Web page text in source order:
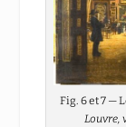
Fig. 6 et 7 —
Louvre,